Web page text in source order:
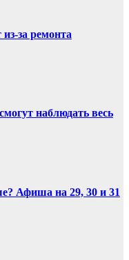
за ремонта
наблюдать весь
Афиша на 29, 30 и 31